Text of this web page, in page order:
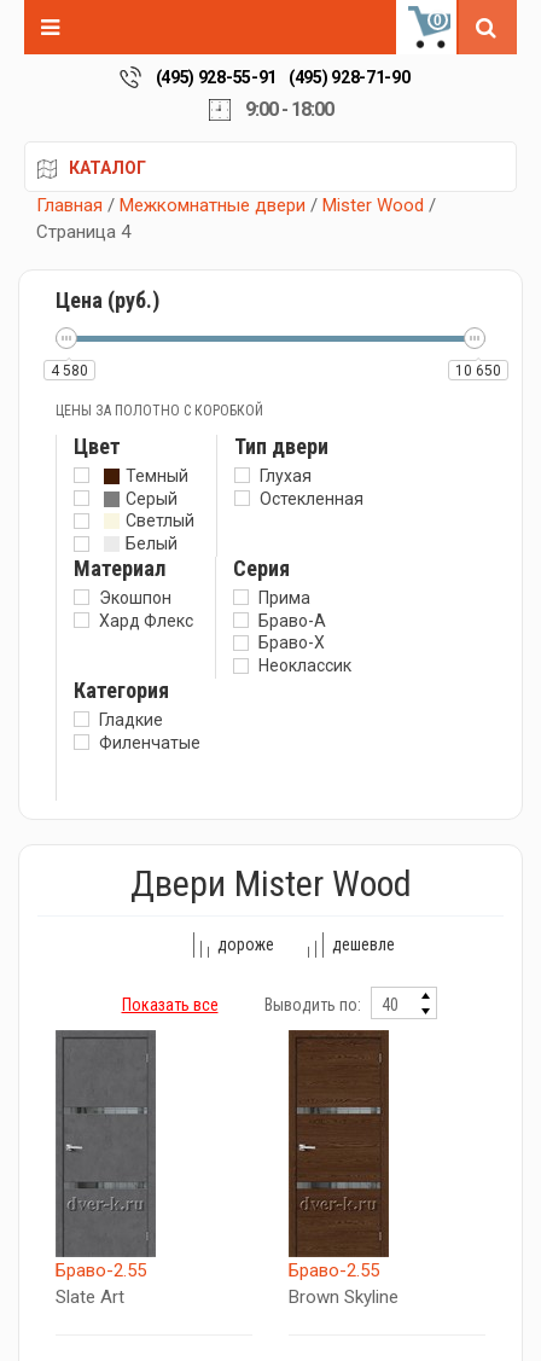
0
(495) 928-55-91 (495) 928-71-90
9:00 - 18:00
КАТАЛОГ
Главная / Межкомнатные двери / Мister Wood /
Страница 4
Цена (руб.)
4 580 10 650
ЦЕНЫ ЗА ПОЛОТНО С КОРОБКОЙ
Цвет
Темный
Серый
Светлый
Белый
Тип двери
Глухая
Остекленная
Материал
Экошпон
Хард Флекс
Серия
Прима
Браво-А
Браво-X
Неоклассик
Категория
Гладкие
Филенчатые
Двери Mister Wood
дороже дешевле
Показать все Выводить по:
Браво-2.55
Slate Art
Браво-2.55
Brown Skyline